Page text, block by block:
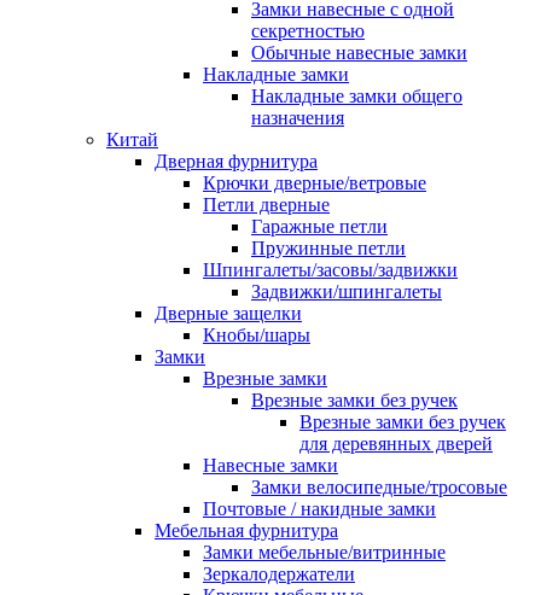
Замки навесные с одной
секретностью
Обычные навесные замки
Накладные замки
Накладные замки общего
назначения
Китай
Дверная фурнитура
Крючки дверные/ветровые
Петли дверные
Гаражные петли
Пружинные петли
Шпингалеты/засовы/задвижки
Задвижки/шпингалеты
Дверные защелки
Кнобы/шары
Замки
Врезные замки
Врезные замки без ручек
Врезные замки без ручек
для деревянных дверей
Навесные замки
Замки велосипедные/тросовые
Почтовые / накидные замки
Мебельная фурнитура
Замки мебельные/витринные
Зеркалодержатели